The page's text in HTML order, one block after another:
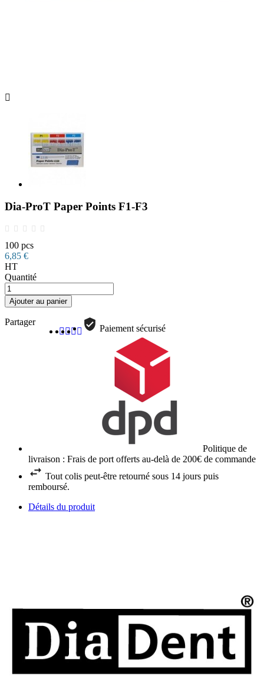

Dia-ProT Paper Points F1-F3
100 pcs
6,85 €
HT
Quantité
Ajouter au panier
Partager
Paiement sécurisé
Politique de
livraison : Frais de port offerts au-delà de 200€ de commande
Tout colis peut-être retourné sous 14 jours puis
remboursé.
Détails du produit